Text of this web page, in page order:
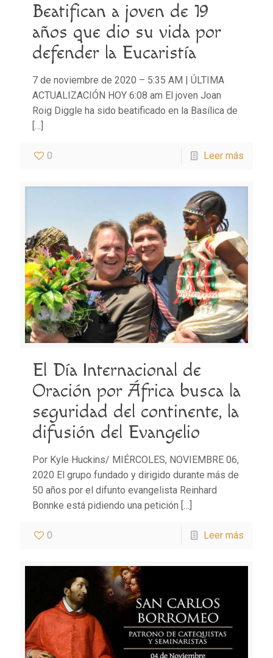
Beatifican a joven de 19
años que dio su vida por
defender la Eucaristía
7 de noviembre de 2020 – 5:35 AM | ÚLTIMA
ACTUALIZACIÓN HOY 6:08 am El joven Joan
Roig Diggle ha sido beatificado en la Basílica de
[…]
0 Leer más
El Día Internacional de
Oración por África busca la
seguridad del continente, la
difusión del Evangelio
Por Kyle Huckins/ MIÉRCOLES, NOVIEMBRE 06,
2020 El grupo fundado y dirigido durante más de
50 años por el difunto evangelista Reinhard
Bonnke está pidiendo una petición […]
0 Leer más